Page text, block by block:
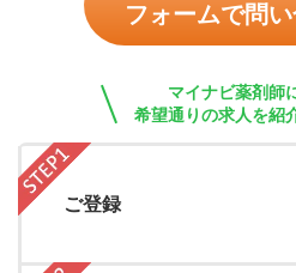
フォームで問
マイナビ薬剤師
希望通りの求人を紹
ご登録